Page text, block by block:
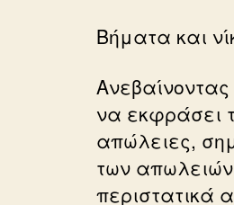
Βήματα και
να εκφράσει
απώλειες,
των
περιστατικά